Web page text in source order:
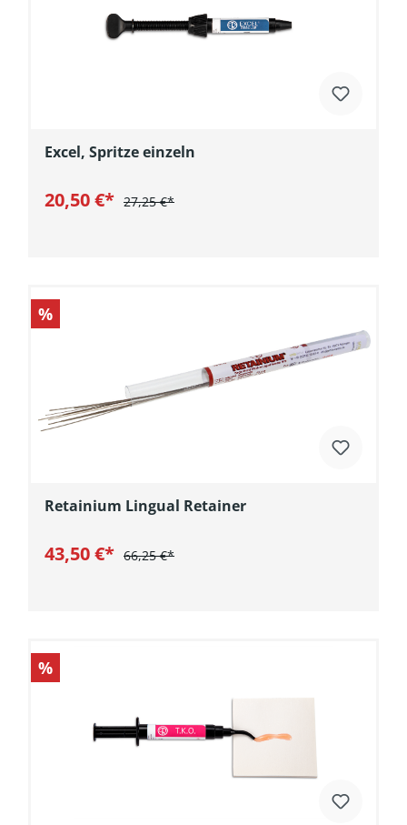
Excel, Spritze einzeln
20,50 €* 27,25 €*
%
Retainium Lingual Retainer
43,50 €* 66,25 €*
%